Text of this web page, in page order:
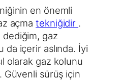
en önemli
açmatekniğidir .
gaz
da içerir aslında. İyi
olarak gaz kolunu
Güvenli sürüş için